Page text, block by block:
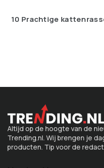
10 Prachtige
Altijd op de hoogte van de
Trending.nl. Wij brengen je
producten. Tip voor de